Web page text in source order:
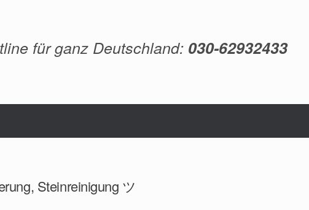
für ganz Deutschland: 030-62932433
Steinreinigung ツ